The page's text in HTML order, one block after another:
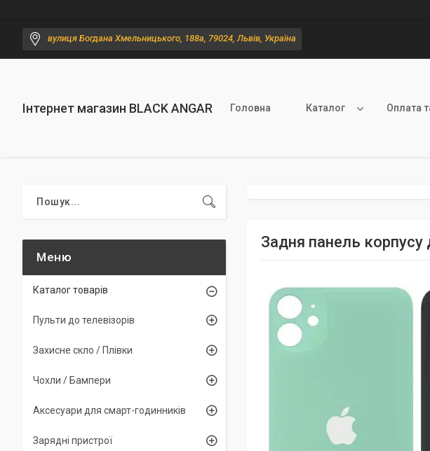
вулиця Богдана Хмельницького, 188а, 79024, Львів, Україна
Інтернет магазин BLACK ANGAR Головна Каталог Оплата
Задня панель корпусу
Каталог товарів
Пульти до телевізорів
Захисне скло / Плівки
Чохли / Бампери
Аксесуари для смарт-годинників
Зарядні пристрої